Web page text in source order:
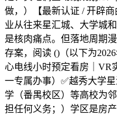
做，）【最新认证 / 开辟
业从往来星汇城、大学城
是核肉痛点。但落地周期
存案，阅读 ()（以下为
心电线小时预定看房｜VR
一专属办事）✅越秀大学
学（番禺校区）等高校为
担任何义务；）学区是房